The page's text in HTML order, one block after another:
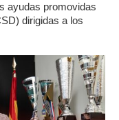
ayudas promovidas
dirigidas a los